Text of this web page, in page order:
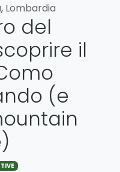
, Lombardia
del
il
(e